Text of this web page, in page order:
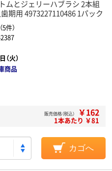
ムとジェリーハブラシ 2本組
期用 4973227110486 1パック
（5件）
火）
商品
販売価格（税込） ￥162
1本あたり ￥81
カゴへ